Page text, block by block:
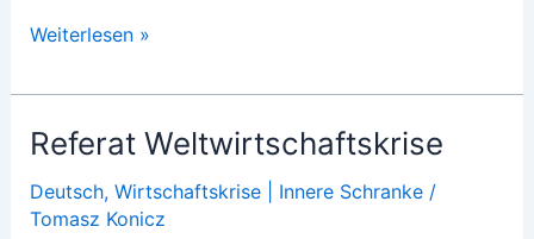
Die
Transferunion
Weiterlesen »
Referat Weltwirtschaftskrise
Deutsch, Wirtschaftskrise | Innere Schranke/
Tomasz Konicz